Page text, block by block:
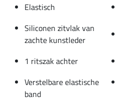
Elastisch
Siliconen zitvlak van
zachte kunstleder
1 ritszak achter
Verstelbare elastische
band